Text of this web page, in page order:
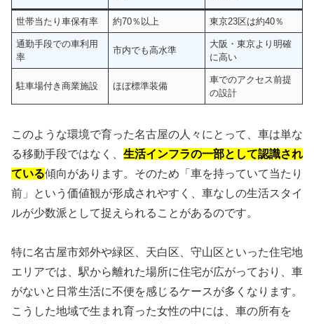
世帯当たり車保有率 約70％以上 東京23区は約40％
通勤手段での車利用
率
市内でも高水準
大阪・東京より明確
に高い
駐車場付き商業施設 ほぼ標準装備
車でのアクセス前提
の設計
このような環境で育った名古屋の人々にとって、車は単な
る移動手段ではなく、 生活インフラの一部として認識され
ている傾向があります。そのため「車を持っていて当たり
前」という価値観が形成されやすく、車なしの生活スタイ
ルが少数派として捉えられることがあるのです。
特に名古屋市郊外や緑区、天白区、守山区といった住宅地
エリアでは、駅から離れた場所に住宅が広がっており、車
がないと日常生活に不便を感じるケースが多くなります。
こうした地域で生まれ育った女性の中には、車の所有を